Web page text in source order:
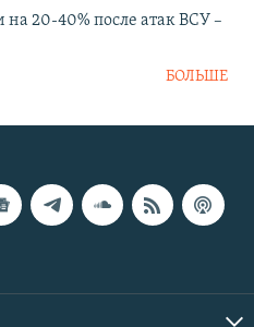
20-40% после атак ВСУ –
БОЛЬШЕ